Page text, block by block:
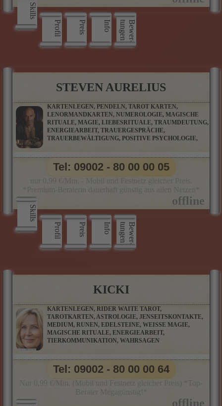
Skills
Profil
Preis Info B
e
w
e
r
­
t
u
n
g
e
n
STEVEN AURELIUS
KARTENLEGEN, PENDELN, TAROT KARTEN,
LENORMANDKARTEN, NUMEROLOGIE, MAGISCHE
RITUALE, MAGIE, LIEBESRITUALE, TRAUMDEUTUNG,
ENERGIEARBEIT, TRAUERGESPRÄCHE,
TRAUERBEWÄLTIGUNG, POSITIVE PSYCHOLOGIE,
Skills
Profil
Preis Info B
e
w
e
r
­
t
u
n
g
e
n
Tel: 09002 - 80 00 00 05
KICKI
KARTENLEGEN, RIDER WAITE TAROT,
TAROTKARTEN, ASTROLOGIE, JENSEITSKONTAKTE,
MEDIUM, RUNEN, EDELSTEINE, WEISSE MAGIE,
MAGISCHE RITUALE, ENERGIEARBEIT,
TIERKOMMUNIKATION, WAHRSAGEN
Tel: 09002 - 80 00 00 64